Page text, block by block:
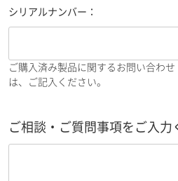
シリアルナンバー：
ご購入済み製品に関するお問い合わ
は、ご記入ください。
ご相談・ご質問事項をご入力